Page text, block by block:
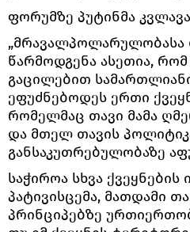
ფორუმზე პუტინმა
„მრავალპოლარულობასა
წარმოდგენა ასეთია,
გაცილებით
ეფუძნებოდეს ერთი
რომელმაც თავი მამა
და მთელ თავის
განსაკუთრებულობაზე
საჭიროა სხვა ქვეყნების
პატივისცემა, მათდამი
პრინციპებზე